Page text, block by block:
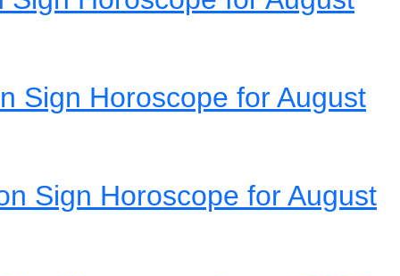
Sign Horoscope for August
Sign Horoscope for August